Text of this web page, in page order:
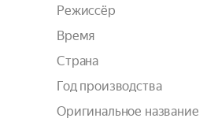
Режиссёр
Время
Страна
Год производства
Оригинальное название